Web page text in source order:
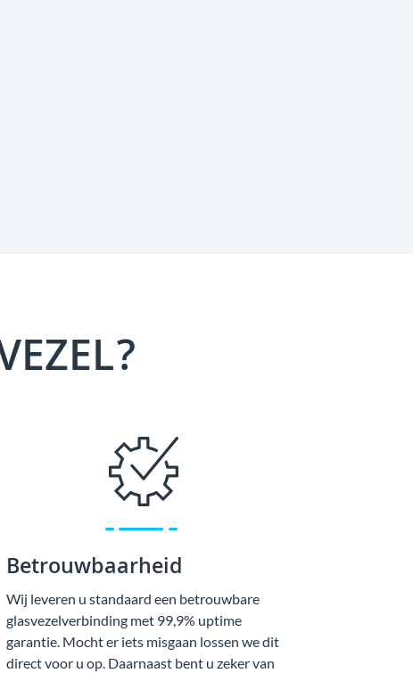
Betrouwbaarheid
Wij leveren u standaard een betrouwbare
glasvezelverbinding met 99,9% uptime
garantie. Mocht er iets misgaan lossen we dit
direct voor u op. Daarnaast bent u zeker van